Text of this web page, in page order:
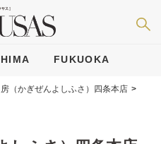
FUKUOKA
（かぎぜんよしふさ）四条本店 >